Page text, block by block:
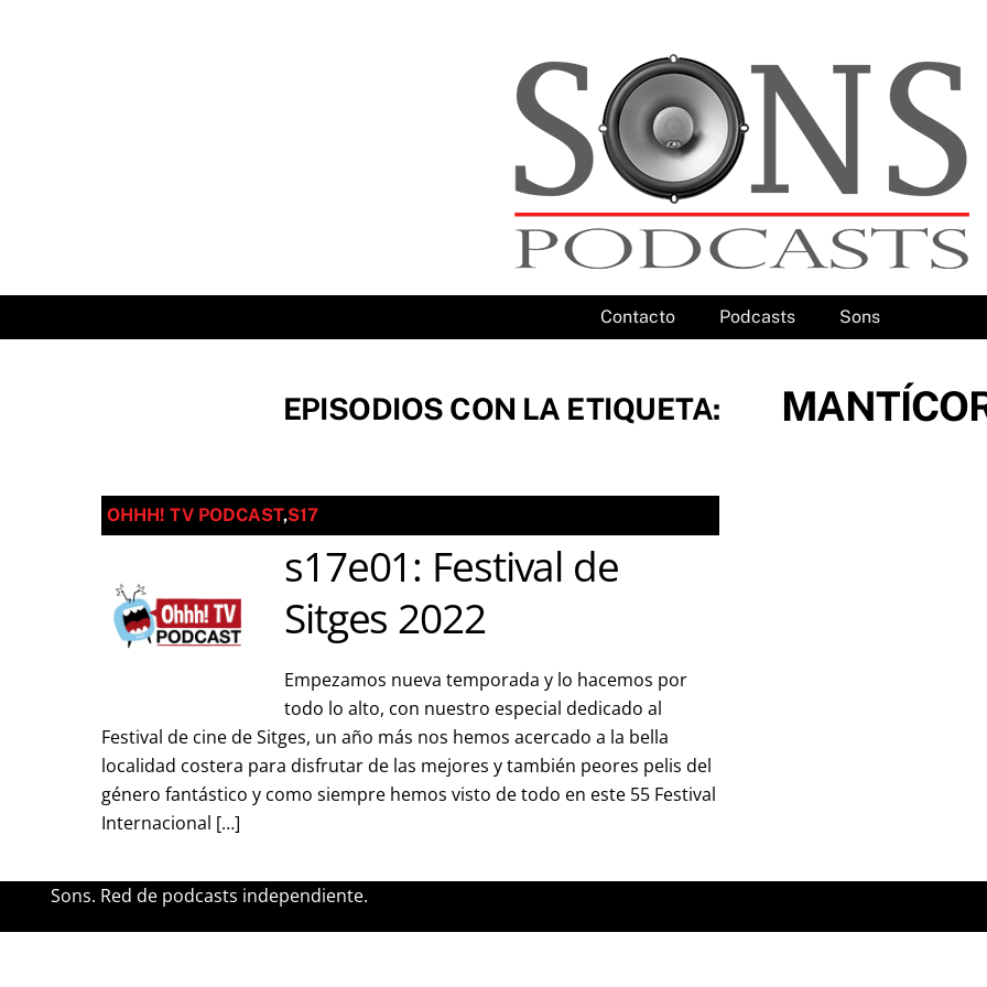
Contacto Podcasts Sons
EPISODIOS CON LA ETIQUETA:
OHHH! TV PODCAST,S17
s17e01: Festival de
Sitges 2022
Empezamos nueva temporada y lo hacemos por
todo lo alto, con nuestro especial dedicado al
Festival de cine de Sitges, un año más nos hemos acercado a la bella
localidad costera para disfrutar de las mejores y también peores pelis del
género fantástico y como siempre hemos visto de todo en este 55 Festival
Internacional […]
Sons. Red de podcasts independiente.